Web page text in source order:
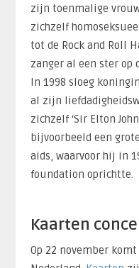
zijn toenmalige
zichzelf
tot de Rock and Roll
zanger al een ster op
In 1998 sloeg
al zijn
zichzelf ‘Sir Elton
bijvoorbeeld een
aids, waarvoor hij in
foundation oprichtte.
Kaarten
Op 22 november